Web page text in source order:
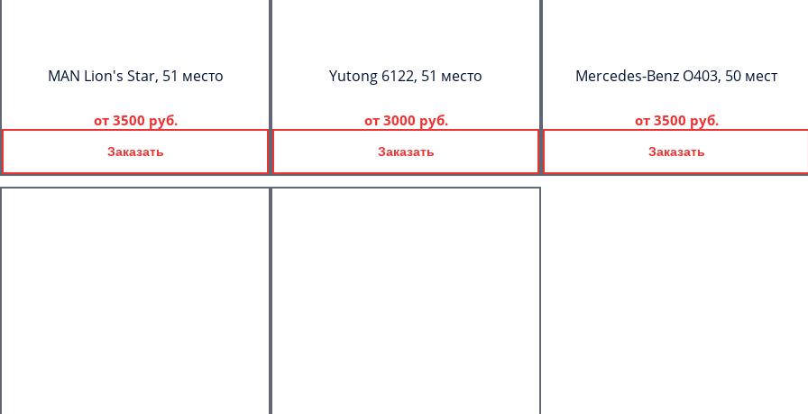
MAN Lion's Star, 51 место
от 3500 руб.
Заказать
Yutong 6122, 51 место
от 3000 руб.
Заказать
Mercedes-Benz О403, 50 мест
от 3500 руб.
Заказать